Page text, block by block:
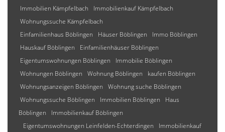
Immobilien Kämpfelbach
Immobilienkauf Kämpfelbach
Wohnungssuche Kämpfelbach
Einfamilienhaus Böblingen
Häuser Böblingen
Immo Böblingen
Hauskauf Böblingen
Einfamilienhäuser Böblingen
Eigentumswohnungen Böblingen
Immobilie Böblingen
Wohnungen Böblingen
Wohnung Böblingen
kaufen Böblingen
Wohnungsanzeigen Böblingen
Wohnung suche Böblingen
Wohnungssuche Böblingen
Immobilien Böblingen
Haus
Böblingen
Immobilienkauf Böblingen
Eigentumswohnungen Leinfelden-Echterdingen
Immobilienkauf